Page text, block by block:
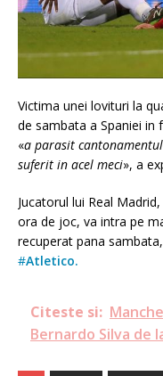
Victima unei lovituri la
de sambata a Spaniei in
«a parasit
suferit in acel meci», a
Jucatorul lui Real
ora de joc, va intra pe
recuperat pana
#Atletico.
Citeste si:
Bernardo Silva de